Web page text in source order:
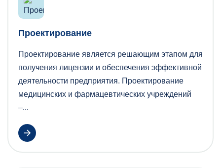
Проектирование
Проектирование является решающим этапом для
получения лицензии и обеспечения эффективной
деятельности предприятия. Проектирование
медицинских и фармацевтических учреждений
–...